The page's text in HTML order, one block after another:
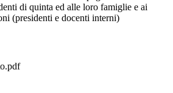
di quinta ed alle loro famiglie e ai
(presidenti e docenti interni)